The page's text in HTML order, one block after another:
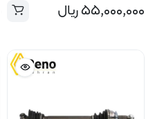
۵۵,۰۰۰,۰۰۰ریال